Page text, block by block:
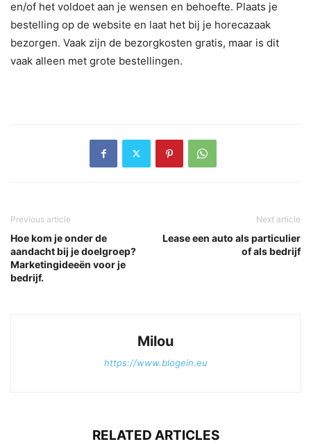
en/of het voldoet aan je wensen en behoefte. Plaats je
bestelling op de website en laat het bij je horecazaak
bezorgen. Vaak zijn de bezorgkosten gratis, maar is dit
vaak alleen met grote bestellingen.
Previous article
Hoe kom je onder de
aandacht bij je doelgroep?
Marketingideeën voor je
bedrijf.
Next article
Lease een auto als particulier
of als bedrijf
Milou
https://www.blogein.eu
RELATED ARTICLES